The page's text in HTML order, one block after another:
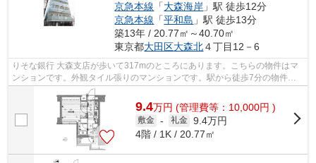
京急本線 「大森海岸 」駅 徒歩12分
京急本線 「平和島 」駅 徒歩13分
築13年 / 20.77㎡～40.70㎡
東京都大田区大森北４丁目12－6
りそな銀行 大森支店が歩いて317mのところにあります。こちらの物件はマ
ンションです。外観タイル張りのマンションです。駅から徒歩7分の物件な
ら、駅前のお買い物も便利です。クレジ...
9.4万円 (管理費等：10,000円 )
敷金 - 礼金 9.4万円
4階 / 1K / 20.77㎡